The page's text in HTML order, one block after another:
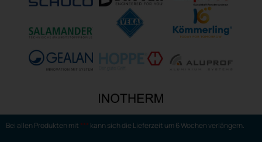
Bei allen Produkten mit *** kann sich die Lieferzeit um 6 Wochen verlängern.